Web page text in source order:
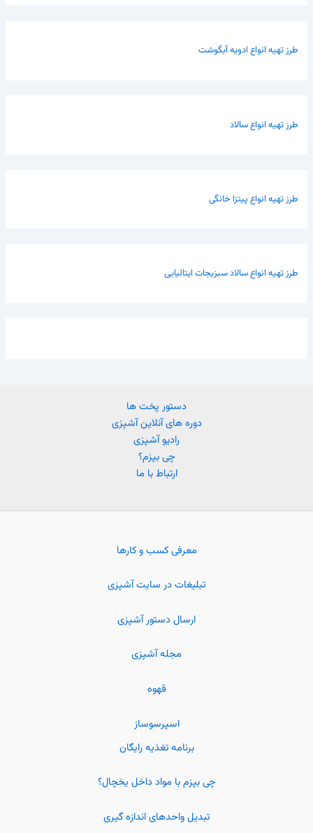
طرز تهیه انواع ادویه آبگوشت
طرز تهیه انواع سالاد
طرز تهیه انواع پیتزا خانگی
طرز تهیه انواع سالاد سبزیجات ایتالیایی
دستور پخت ها
دوره های آنلاین آشپزی
رادیو آشپزی
چی بپزم؟
ارتباط با ما
معرفی کسب و کارها
تبلیغات در سایت آشپزی
ارسال دستور آشپزی
مجله آشپزی
قهوه
اسپرسوساز
برنامه تغذیه رایگان
چی بپزم با مواد داخل یخچال؟
تبدیل واحدهای اندازه گیری